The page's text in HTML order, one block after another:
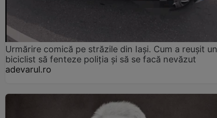
Urmărire comică pe străzile din Iași. Cum a reușit un
biciclist să fenteze poliția și să se facă nevăzut
adevarul.ro